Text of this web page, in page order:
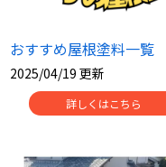
おすすめ屋根塗料一覧
2025/04/19 更新
詳しくはこちら